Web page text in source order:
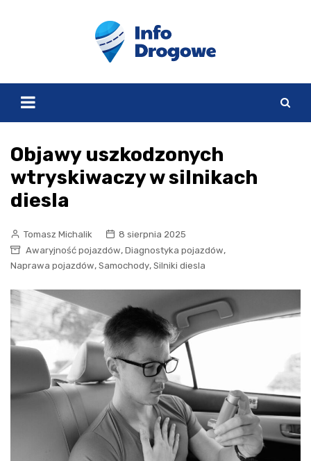
Objawy uszkodzonych
wtryskiwaczy w silnikach
diesla
Tomasz Michalik
8 sierpnia 2025
Awaryjność pojazdów, Diagnostyka pojazdów,
Naprawa pojazdów, Samochody, Silniki diesla